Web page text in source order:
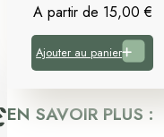
A partir de 15,00€
Ajouter au panier
EN SAVOIR PLUS :